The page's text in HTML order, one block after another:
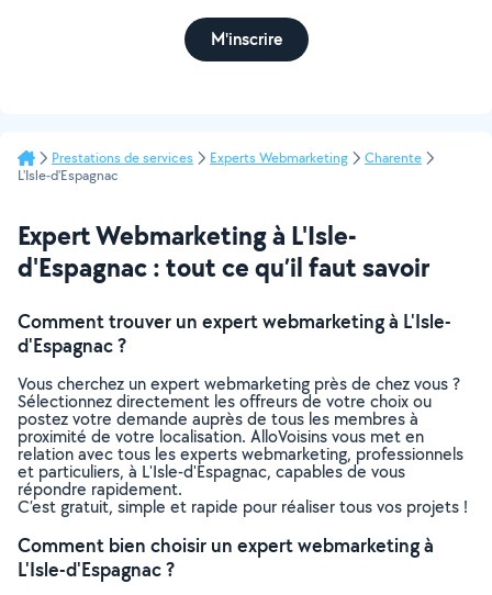
M'inscrire
Prestations de services Experts Webmarketing
Charente
L'Isle-d'Espagnac
Expert Webmarketing à L'Isle-
d'Espagnac : tout ce qu’il faut savoir
Comment trouver un expert webmarketing à L'Isle-
d'Espagnac ?
Vous cherchez un expert webmarketing près de chez vous ?
Sélectionnez directement les offreurs de votre choix ou
postez votre demande auprès de tous les membres à
proximité de votre localisation. AlloVoisins vous met en
relation avec tous les experts webmarketing, professionnels
et particuliers, à L'Isle-d'Espagnac, capables de vous
répondre rapidement.
C’est gratuit, simple et rapide pour réaliser tous vos projets !
Comment bien choisir un expert webmarketing à
L'Isle-d'Espagnac ?